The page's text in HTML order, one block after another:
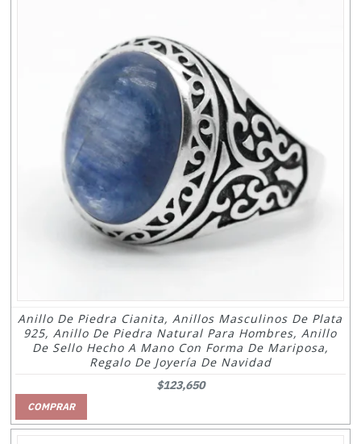
Anillo De Piedra Cianita, Anillos Masculinos De Plata
925, Anillo De Piedra Natural Para Hombres, Anillo
De Sello Hecho A Mano Con Forma De Mariposa,
Regalo De Joyería De Navidad
$123,650
COMPRAR